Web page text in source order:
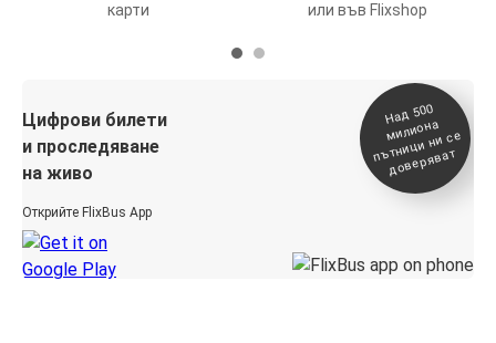
карти
или във Flixshop
Цифрови билети
и проследяване
на живо
Открийте FlixBus App
На
д 500
милиона
п
ътници ни се
доверяват